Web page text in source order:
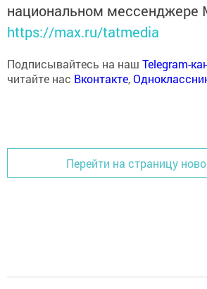
национальном мессенджере
https://max.ru/tatmedia
Подписывайтесь на наш Telegram-
читайте нас Вконтакте,
Перейти на страницу